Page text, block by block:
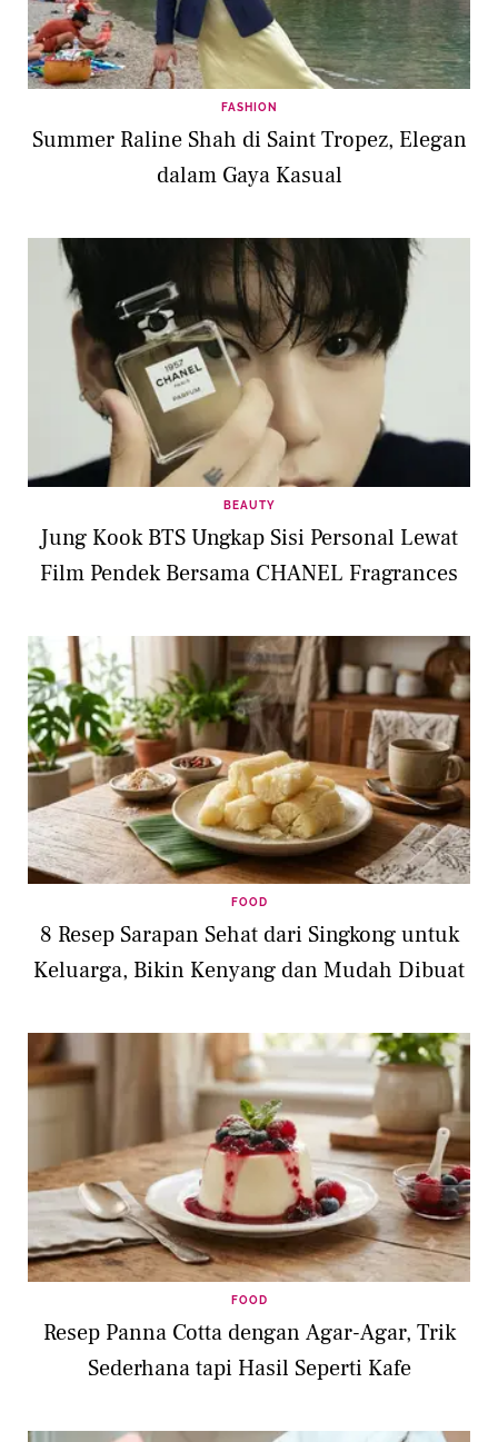
FASHION
Summer Raline Shah di Saint Tropez, Elegan
dalam Gaya Kasual
BEAUTY
Jung Kook BTS Ungkap Sisi Personal Lewat
Film Pendek Bersama CHANEL Fragrances
FOOD
8 Resep Sarapan Sehat dari Singkong untuk
Keluarga, Bikin Kenyang dan Mudah Dibuat
FOOD
Resep Panna Cotta dengan Agar-Agar, Trik
Sederhana tapi Hasil Seperti Kafe